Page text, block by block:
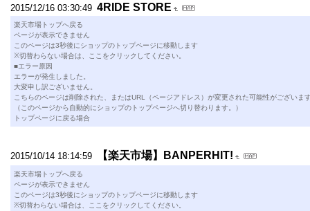
2015/12/16 03:30:49 4RIDE STORE
楽天市場トップへ戻る
ページが表示できません
このページは3秒後にショップのトップページに移動します
※切替わらない場合は、ここをクリックしてください。
■エラー原因
エラーが発生しました。
大変申し訳ございません。
こちらのページは削除された、またはURL（ページアドレス）が変更された可能性がございま
（このページから自動的にショップのトップページへ切り替わります。）
トップページに戻る場合
2015/10/14 18:14:59 【楽天市場】BANPERHIT!
楽天市場トップへ戻る
ページが表示できません
このページは3秒後にショップのトップページに移動します
※切替わらない場合は、ここをクリックしてください。